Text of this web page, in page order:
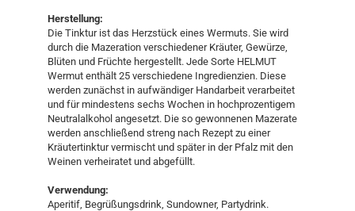
Herstellung:
Die Tinktur ist das Herzstück eines Wermuts. Sie wird
durch die Mazeration verschiedener Kräuter, Gewürze,
Blüten und Früchte hergestellt. Jede Sorte HELMUT
Wermut enthält 25 verschiedene Ingredienzien. Diese
werden zunächst in aufwändiger Handarbeit verarbeitet
und für mindestens sechs Wochen in hochprozentigem
Neutralalkohol angesetzt. Die so gewonnenen Mazerate
werden anschließend streng nach Rezept zu einer
Kräutertinktur vermischt und später in der Pfalz mit den
Weinen verheiratet und abgefüllt.
Verwendung:
Aperitif, Begrüßungsdrink, Sundowner, Partydrink.